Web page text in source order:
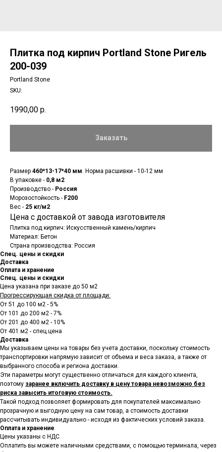
Плитка под кирпич Portland Stone Ригель
200-039
Portland Stone
SKU:
1990,00 р.
Заказать
Размер 460*13-17*40 мм . Норма расшивки - 10-12 мм
В упаковке - 0,8 м2
Производство - Россия
Морозостойкость - F200
Вес - 25 кг/м2
Цена с доставкой от завода изготовителя
Плитка под кирпич: Искусственный камень/кирпич
Материал: Бетон
Страна производства: Россия
Спец. цены и скидки
Доставка
Оплата и хранение
Спец. цены и скидки
Цена указана при заказе до 50 м2
Прогрессирующая скидка от площади:
От 51 до 100 м2 - 5%
От 101 до 200 м2 - 7%
От 201 до 400 м2 - 10%
От 401 м2 - спец.цена
Доставка
Мы указываем цены на товары без учета доставки, поскольку стоимость
транспортировки напрямую зависит от объема и веса заказа, а также от
выбранного способа и региона доставки.
Эти параметры могут существенно отличаться для каждого клиента,
поэтому заранее включить доставку в цену товара невозможно без
риска завысить итоговую стоимость.
Такой подход позволяет формировать для покупателей максимально
прозрачную и выгодную цену на сам товар, а стоимость доставки
рассчитывать индивидуально - исходя из фактических условий заказа.
Оплата и хранение
Цены указаны с НДС.
Оплатить вы можете наличными средствами, с помощью терминала, через